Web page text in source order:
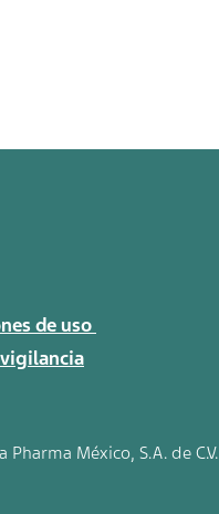
de uso
Pharma México, S.A. de C.V.